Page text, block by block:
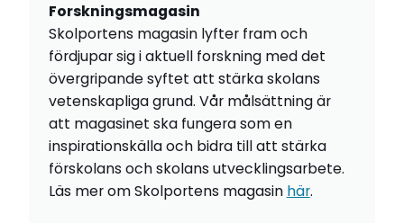
Forskningsmagasin
Skolportens magasin lyfter fram och
fördjupar sig i aktuell forskning med det
övergripande syftet att stärka skolans
vetenskapliga grund. Vår målsättning är
att magasinet ska fungera som en
inspirationskälla och bidra till att stärka
förskolans och skolans utvecklingsarbete.
Läs mer om Skolportens magasin här.